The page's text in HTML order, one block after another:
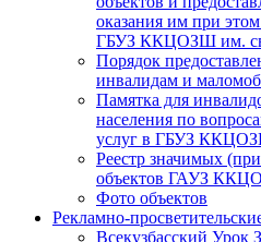
оказания им при
ГБУЗ ККЦОЗШ им.
Порядок
инвалидам и
Памятка для
населения по
услуг в ГБУЗ
Реестр значимых
объектов ГАУЗ
Фото объектов
Рекламно-
Всекузбасский Урок